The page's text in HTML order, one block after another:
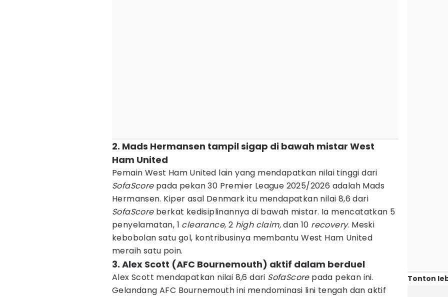
2. Mads Hermansen tampil sigap di bawah mistar West
Ham United
Pemain West Ham United lain yang mendapatkan nilai tinggi dari
SofaScorepada pekan 30 Premier League 2025/2026 adalah Mads
Hermansen. Kiper asal Denmark itu mendapatkan nilai 8,6 dari
SofaScore berkat kedisiplinannya di bawah mistar. Ia mencatatkan 5
penyelamatan, 1 clearance, 2 high claim,dan 10 recovery. Meski
kebobolan satu gol, kontribusinya membantu West Ham United
meraih satu poin.
3. Alex Scott (AFC Bournemouth) aktif dalam berduel
Alex Scott mendapatkan nilai 8,6 dari SofaScorepada pekan ini.
Gelandang AFC Bournemouth ini mendominasi lini tengah dan aktif
Tonton